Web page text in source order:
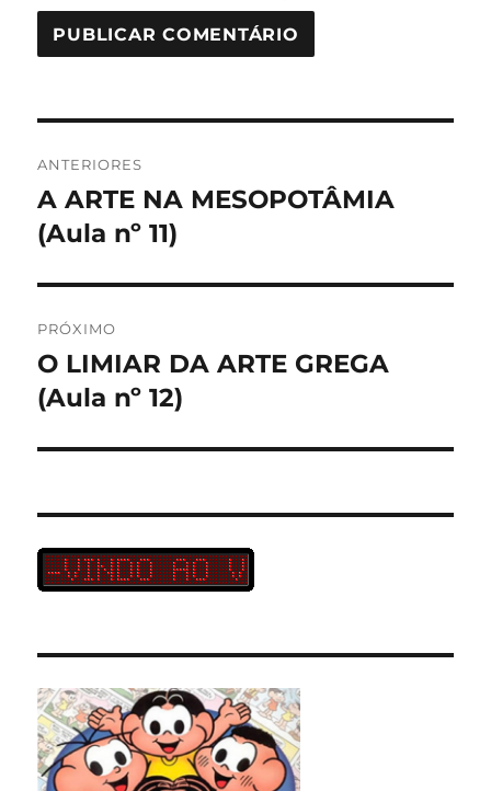
de
Post
ANTERIORES
Post
anterior:
A ARTE NA MESOPOTÂMIA
(Aula nº 11)
PRÓXIMO
Próximo
post:
O LIMIAR DA ARTE GREGA
(Aula nº 12)